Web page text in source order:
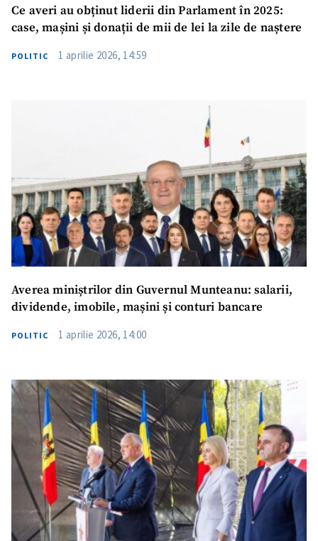
Ce averi au obținut liderii din Parlament în 2025:
case, mașini și donații de mii de lei la zile de naștere
POLITIC 1 aprilie 2026, 14:59
Averea miniștrilor din Guvernul Munteanu: salarii,
dividende, imobile, mașini și conturi bancare
POLITIC 1 aprilie 2026, 14:00